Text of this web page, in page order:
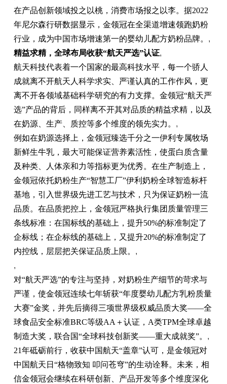
在产品创新领域投之以桃，消费市场报之以李。据2022
年尼尔森行研数据显示，金领冠在全渠道增速领跑奶粉
行业，成为中国市场增速第一的婴幼儿配方奶粉品牌。 ,
精益求精，全球布局收获“航天严选”认证,
航天科技代表着一个国家的最高科技水平，每一个骄人
成就离不开航天人科学求实、严谨认真的工作作风，更
离不开各领域基础科学研究的有力支撑。金领冠“航天严
选”产品的背后，同样离不开其对品质的精益求精，以及
在奶源、生产、质控等多个维度的领先实力。 ,
例如在奶源选择上，金领冠臻选千分之一伊利专属牧场
新鲜生牛乳，最大可能保证营养素活性，使蛋白质含量
及种类、人体亲和力等指标更为优秀。在生产制造上，
金领冠依托奶粉生产“智慧工厂”伊利奶粉全球智造标杆
基地，引入世界级先进工艺与技术，只为保证奶粉一流
品质。在品质把控上，金领冠严格执行集团质量管理三
条线标准：在国标线的基础上，提升50%的标准制定了
企标线；在企标线的基础上，又提升20%的标准制定了
内控线，层层把关保证品质上限。 ,
,
对“航天严选”的专注与坚持，对奶粉生产细节的苛求与
严谨，使金领冠连续七年斩获“年度婴幼儿配方乳粉质量
大赛”金奖，并先后摘得三项世界级权威品质大奖——全
球食品安全标准BRC等级AA＋认证，A类TPM全球卓越
制造大奖，联合国“全球科技创新奖——重大成就奖”。 ,
21年砥砺前行，收获中国航天“盖章”认可，是金领冠对
中国航天日“格物致知 叩问苍穹”的生动诠释。未来，相
信金领冠会继续在科研创新、产品开发等多个维度深化